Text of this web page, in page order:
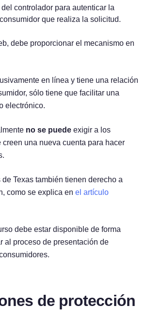
controlador para autenticar la
que realiza la solicitud.
debe proporcionar el mecanismo en
en línea y tiene una relación
sólo tiene que facilitar una
electrónico.
no se puede exigir a los
una nueva cuenta para hacer
de Texas también tienen derecho a
como se explica en el artículo
debe estar disponible de forma
al proceso de presentación de
de protección